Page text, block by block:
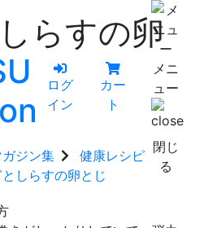
ログ
イン
カー
ト
メニ
ュー
閉じ
る
らすの卵
ジン集
健康レシピ
しらすの卵とじ